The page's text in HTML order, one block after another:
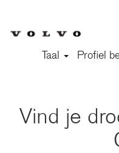
Taal Profiel
Vind je